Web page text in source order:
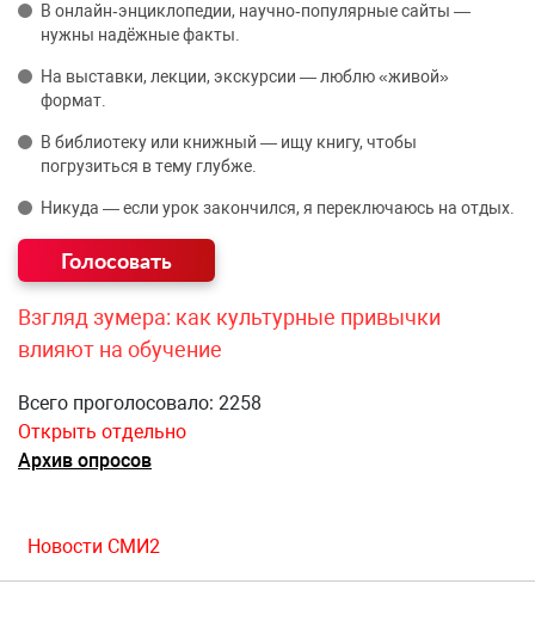
В онлайн‑энциклопедии, научно‑популярные сайты —
нужны надёжные факты.
На выставки, лекции, экскурсии — люблю «живой»
формат.
В библиотеку или книжный — ищу книгу, чтобы
погрузиться в тему глубже.
Никуда — если урок закончился, я переключаюсь на отдых.
Взгляд зумера: как культурные привычки
влияют на обучение
Всего проголосовало: 2258
Открыть отдельно
Архив опросов
Новости СМИ2